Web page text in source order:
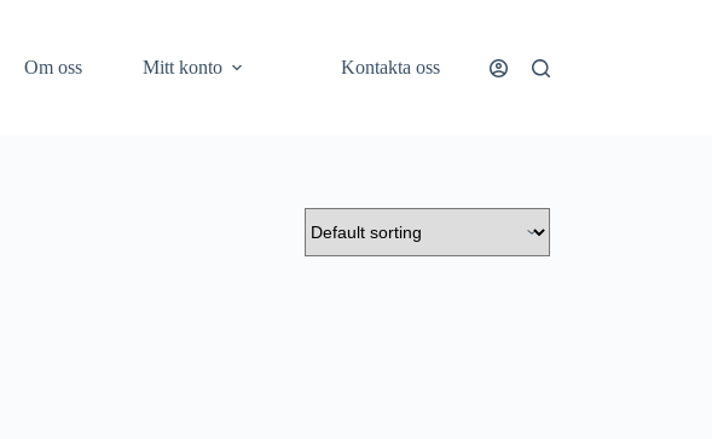
Om oss Mitt konto Kontakta oss